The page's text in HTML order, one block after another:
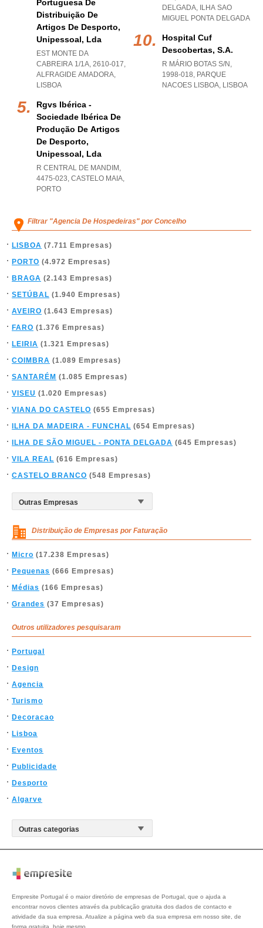
Portuguesa De
Distribuição De
Artigos De Desporto,
Unipessoal, Lda
EST MONTE DA
CABREIRA 1/1A, 2610-017,
ALFRAGIDE AMADORA,
LISBOA
Rgvs Ibérica -
Sociedade Ibérica De
Produção De Artigos
De Desporto,
Unipessoal, Lda
R CENTRAL DE MANDIM,
4475-023, CASTELO MAIA,
PORTO
DELGADA, ILHA SAO
MIGUEL PONTA DELGADA
Hospital Cuf
Descobertas, S.a.
R MÁRIO BOTAS S/N,
1998-018, PARQUE
NACOES LISBOA, LISBOA
Filtrar "Agencia De Hospedeiras" por Concelho
LISBOA (7.711 Empresas)
PORTO (4.972 Empresas)
BRAGA (2.143 Empresas)
SETÚBAL (1.940 Empresas)
AVEIRO (1.643 Empresas)
FARO (1.376 Empresas)
LEIRIA (1.321 Empresas)
COIMBRA (1.089 Empresas)
SANTARÉM (1.085 Empresas)
VISEU (1.020 Empresas)
VIANA DO CASTELO (655 Empresas)
ILHA DA MADEIRA - FUNCHAL (654 Empresas)
ILHA DE SÃO MIGUEL - PONTA DELGADA (645 Empresas)
VILA REAL (616 Empresas)
CASTELO BRANCO (548 Empresas)
Distribuição de Empresas por Faturação
Micro (17.238 Empresas)
Pequenas (666 Empresas)
Médias (166 Empresas)
Grandes (37 Empresas)
Outros utilizadores pesquisaram
Portugal
Design
Agencia
Turismo
Decoracao
Lisboa
Eventos
Publicidade
Desporto
Algarve
Empresite Portugal é o maior diretório de empresas de Portugal, que o ajuda a
encontrar novos clientes através da publicação gratuita dos dados de contacto e
atividade da sua empresa. Atualize a página web da sua empresa em nosso site, de